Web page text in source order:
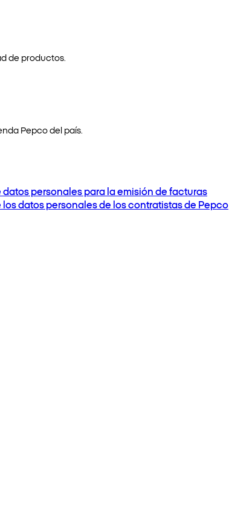
de productos.
Pepco del país.
personales para la emisión de facturas
datos personales de los contratistas de Pepco